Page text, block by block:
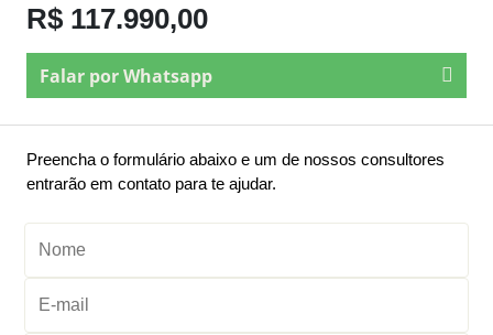
R$ 117.990,00
Falar por Whatsapp
Preencha o formulário abaixo e um de nossos consultores
entrarão em contato para te ajudar.